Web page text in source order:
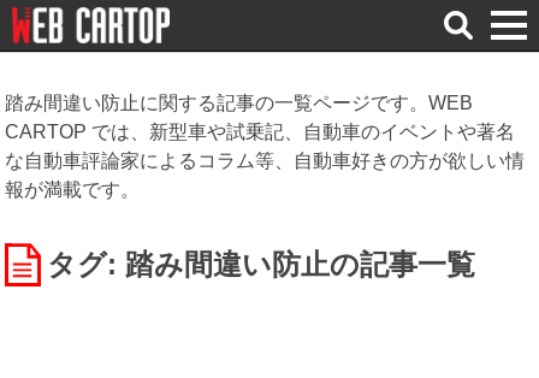
検
索
踏み間違い防止に関する記事の一覧ページです。WEB
CARTOP では、新型車や試乗記、自動車のイベントや著名
な自動車評論家によるコラム等、自動車好きの方が欲しい情
報が満載です。
タグ: 踏み間違い防止の記事一覧